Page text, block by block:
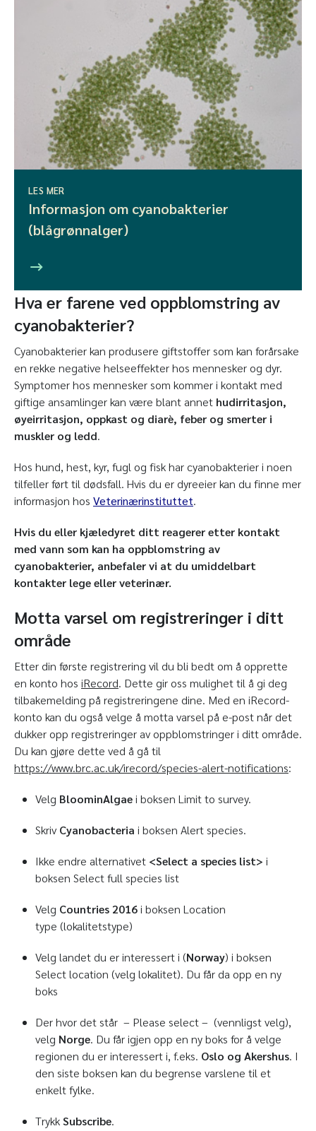
LES MER
Informasjon om cyanobakterier
(blågrønnalger)
Hva er farene ved oppblomstring av
cyanobakterier?
Cyanobakterier kan produsere giftstoffer som kan forårsake
en rekke negative helseeffekter hos mennesker og dyr.
Symptomer hos mennesker som kommer i kontakt med
giftige ansamlinger kan være blant annet hudirritasjon,
øyeirritasjon, oppkast og diarè, feber og smerter i
muskler og ledd.
Hos hund, hest, kyr, fugl og fisk har cyanobakterier i noen
tilfeller ført til dødsfall. Hvis du er dyreeier kan du finne mer
informasjon hos Veterinærinstituttet.
Hvis du eller kjæledyret ditt reagerer etter kontakt
med vann som kan ha oppblomstring av
cyanobakterier, anbefaler vi at du umiddelbart
kontakter lege eller veterinær.
Motta varsel om registreringer i ditt
område
Etter din første registrering vil du bli bedt om å opprette
en konto hos iRecord. Dette gir oss mulighet til å gi deg
tilbakemelding på registreringene dine. Med en iRecord-
konto kan du også velge å motta varsel på e-post når det
dukker opp registreringer av oppblomstringer i ditt område.
Du kan gjøre dette ved å gå til
https://www.brc.ac.uk/irecord/species-alert-notifications:
Velg BloominAlgaei boksen Limit to survey.
Skriv Cyanobacteria i boksen Alert species.
Ikke endre alternativet <Select a species list> i
boksen Select full species list
Velg Countries 2016i boksen Location
type (lokalitetstype)
Velg landet du er interessert i (Norway) i boksen
Select location (velg lokalitet). Du får da opp en ny
boks
Der hvor det står – Please select – (vennligst velg),
velg Norge. Du får igjen opp en ny boks for å velge
regionen du er interessert i, f.eks. Oslo og Akershus. I
den siste boksen kan du begrense varslene til et
enkelt fylke.
TrykkSubscribe.